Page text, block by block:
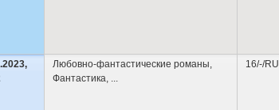
Любовно-фантастические романы
Фантастика
16/-/RU